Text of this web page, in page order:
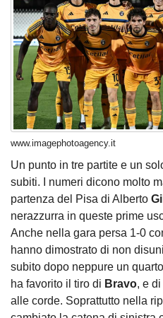
www.imagephotoagency.it
Un punto in tre partite e un
subiti. I numeri dicono molto
partenza del Pisa di Alberto
nerazzurra in queste prime
Anche nella gara persa 1-0
hanno dimostrato di non
subito dopo neppure un
ha favorito il tiro di Bravo, e
alle corde. Soprattutto nella